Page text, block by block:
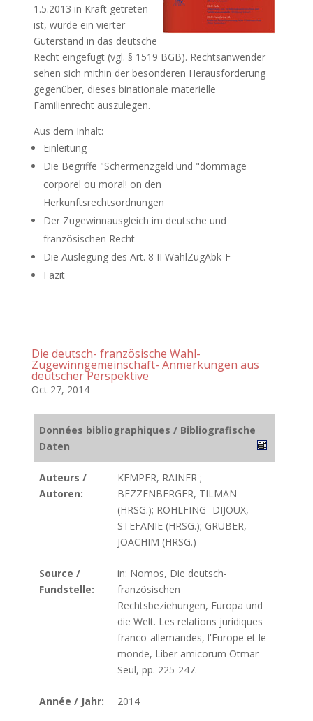
1.5.2013 in Kraft getreten
ist, wurde ein vierter
Güterstand in das deutsche
Recht eingefügt (vgl. § 1519 BGB). Rechtsanwender
sehen sich mithin der besonderen Herausforderung
gegenüber, dieses binationale materielle
Familienrecht auszulegen.
Aus dem Inhalt:
Einleitung
Die Begriffe "Schermenzgeld und "dommage
corporel ou moral! on den
Herkunftsrechtsordnungen
Der Zugewinnausgleich im deutsche und
französischen Recht
Die Auslegung des Art. 8 II WahlZugAbk-F
Fazit
Die deutsch- französische Wahl-
Zugewinngemeinschaft- Anmerkungen aus
deutscher Perspektive
Oct 27, 2014
Données bibliographiques / Bibliografische
Daten
Auteurs /
Autoren:
KEMPER, RAINER ;
BEZZENBERGER, TILMAN
(HRSG.); ROHLFING- DIJOUX,
STEFANIE (HRSG.); GRUBER,
JOACHIM (HRSG.)
Source /
Fundstelle:
in: Nomos, Die deutsch-
französischen
Rechtsbeziehungen, Europa und
die Welt. Les relations juridiques
franco-allemandes, l'Europe et le
monde, Liber amicorum Otmar
Seul, pp. 225-247.
Année / Jahr: 2014